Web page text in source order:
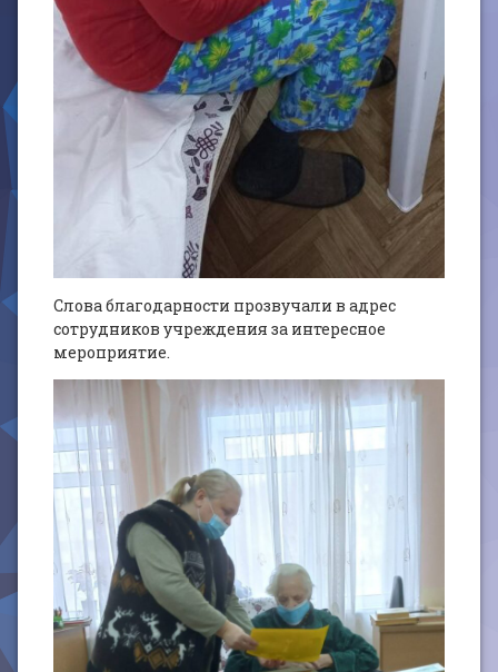
Слова благодарности прозвучали в адрес
сотрудников учреждения за интересное
мероприятие.